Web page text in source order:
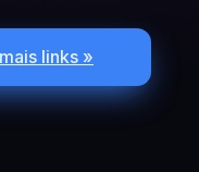
links »